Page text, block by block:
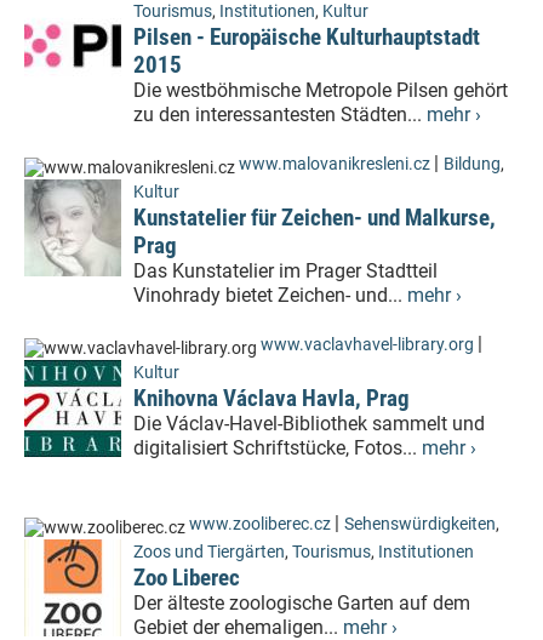
Tourismus, Institutionen, Kultur
Pilsen - Europäische Kulturhauptstadt
2015
Die westböhmische Metropole Pilsen gehört
zu den interessantesten Städten... mehr ›
www.malovanikresleni.cz | Bildung,
Kultur
Kunstatelier für Zeichen- und Malkurse,
Prag
Das Kunstatelier im Prager Stadtteil
Vinohrady bietet Zeichen- und... mehr ›
www.vaclavhavel-library.org |
Kultur
Knihovna Václava Havla, Prag
Die Václav-Havel-Bibliothek sammelt und
digitalisiert Schriftstücke, Fotos... mehr ›
www.zooliberec.cz | Sehenswürdigkeiten,
Zoos und Tiergärten, Tourismus, Institutionen
Zoo Liberec
Der älteste zoologische Garten auf dem
Gebiet der ehemaligen... mehr ›